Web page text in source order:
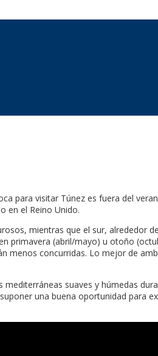
para visitar Túnez es fuera del
en el Reino Unido.
mientras que el sur, alrededor
primavera (abril/mayo) u otoño
menos concurridas. Lo mejor de
suaves y húmedas
una buena oportunidad para